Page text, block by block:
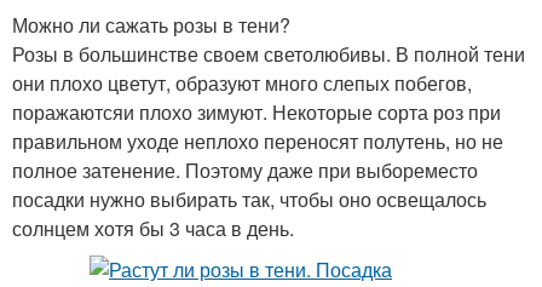
Можно ли сажать розы в тени?
Розы в большинстве своем светолюбивы. В полной тени
они плохо цветут, образуют много слепых побегов,
поражаютсяи плохо зимуют. Некоторые сорта роз при
правильном уходе неплохо переносят полутень, но не
полное затенение. Поэтому даже при выбореместо
посадки нужно выбирать так, чтобы оно освещалось
солнцем хотя бы 3 часа в день.